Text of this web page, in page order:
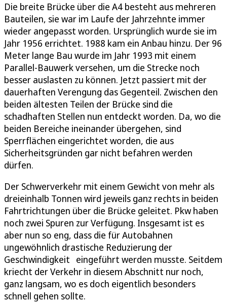
Die breite Brücke über die A4 besteht aus mehreren
Bauteilen, sie war im Laufe der Jahrzehnte immer
wieder angepasst worden. Ursprünglich wurde sie im
Jahr 1956 errichtet. 1988 kam ein Anbau hinzu. Der 96
Meter lange Bau wurde im Jahr 1993 mit einem
Parallel-Bauwerk versehen, um die Strecke noch
besser auslasten zu können. Jetzt passiert mit der
dauerhaften Verengung das Gegenteil. Zwischen den
beiden ältesten Teilen der Brücke sind die
schadhaften Stellen nun entdeckt worden. Da, wo die
beiden Bereiche ineinander übergehen, sind
Sperrflächen eingerichtet worden, die aus
Sicherheitsgründen gar nicht befahren werden
dürfen.
Der Schwerverkehr mit einem Gewicht von mehr als
dreieinhalb Tonnen wird jeweils ganz rechts in beiden
Fahrtrichtungen über die Brücke geleitet. Pkw haben
noch zwei Spuren zur Verfügung. Insgesamt ist es
aber nun so eng, dass die für Autobahnen
ungewöhnlich drastische Reduzierung der
Geschwindigkeit eingeführt werden musste. Seitdem
kriecht der Verkehr in diesem Abschnitt nur noch,
ganz langsam, wo es doch eigentlich besonders
schnell gehen sollte.